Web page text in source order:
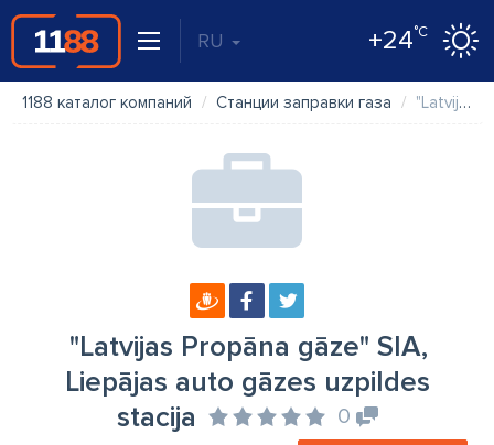
RU +24°C
1188 каталог компаний Станции заправки газа "Latvijas Propāna gāze" SIA, Liepājas auto gāzes uzpildes stacija
"Latvijas Propāna gāze" SIA,
Liepājas auto gāzes uzpildes
stacija
0